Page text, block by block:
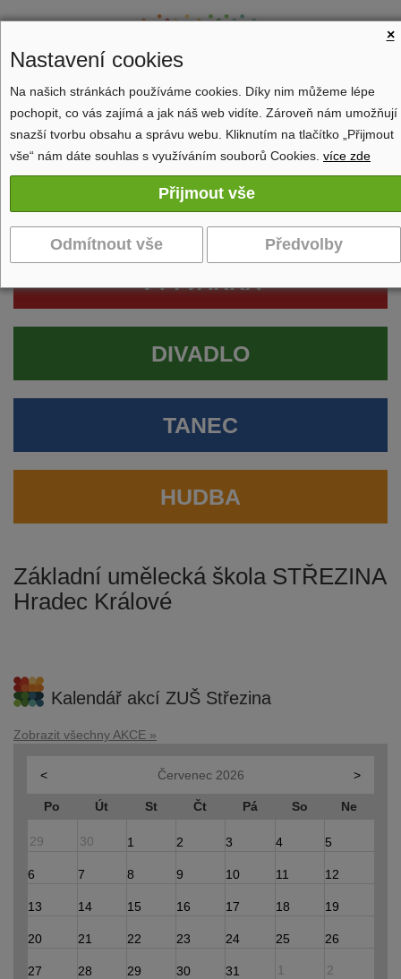
Zobrazit navigaci
VÝTVARKA
DIVADLO
TANEC
HUDBA
Základní umělecká škola STŘEZINA
Hradec Králové
Kalendář akcí ZUŠ Střezina
Zobrazit všechny AKCE »
< Červenec 2026 >
Po Út St Čt Pá So Ne
29 30 1 2 3 4 5
6 7 8 9 10 11 12
13 14 15 16 17 18 19
20 21 22 23 24 25 26
27 28 29 30 31 1 2
×
Nastavení cookies
Na našich stránkách používáme cookies. Díky nim můžeme lépe
pochopit, co vás zajímá a jak náš web vidíte. Zároveň nám umožňují
snazší tvorbu obsahu a správu webu. Kliknutím na tlačítko „Přijmout
vše“ nám dáte souhlas s využíváním souborů Cookies. více zde